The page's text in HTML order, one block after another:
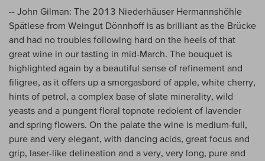
-- John Gilman: The 2013 Niederhäuser Hermannshöhle
Spätlese from Weingut Dönnhoff is as brilliant as the Brücke
and had no troubles following hard on the heels of that
great wine in our tasting in mid-March. The bouquet is
highlighted again by a beautiful sense of refinement and
filigree, as it offers up a smorgasbord of apple, white cherry,
hints of petrol, a complex base of slate minerality, wild
yeasts and a pungent floral topnote redolent of lavender
and spring flowers. On the palate the wine is medium-full,
pure and very elegant, with dancing acids, great focus and
grip, laser-like delineation and a very, very long, pure and